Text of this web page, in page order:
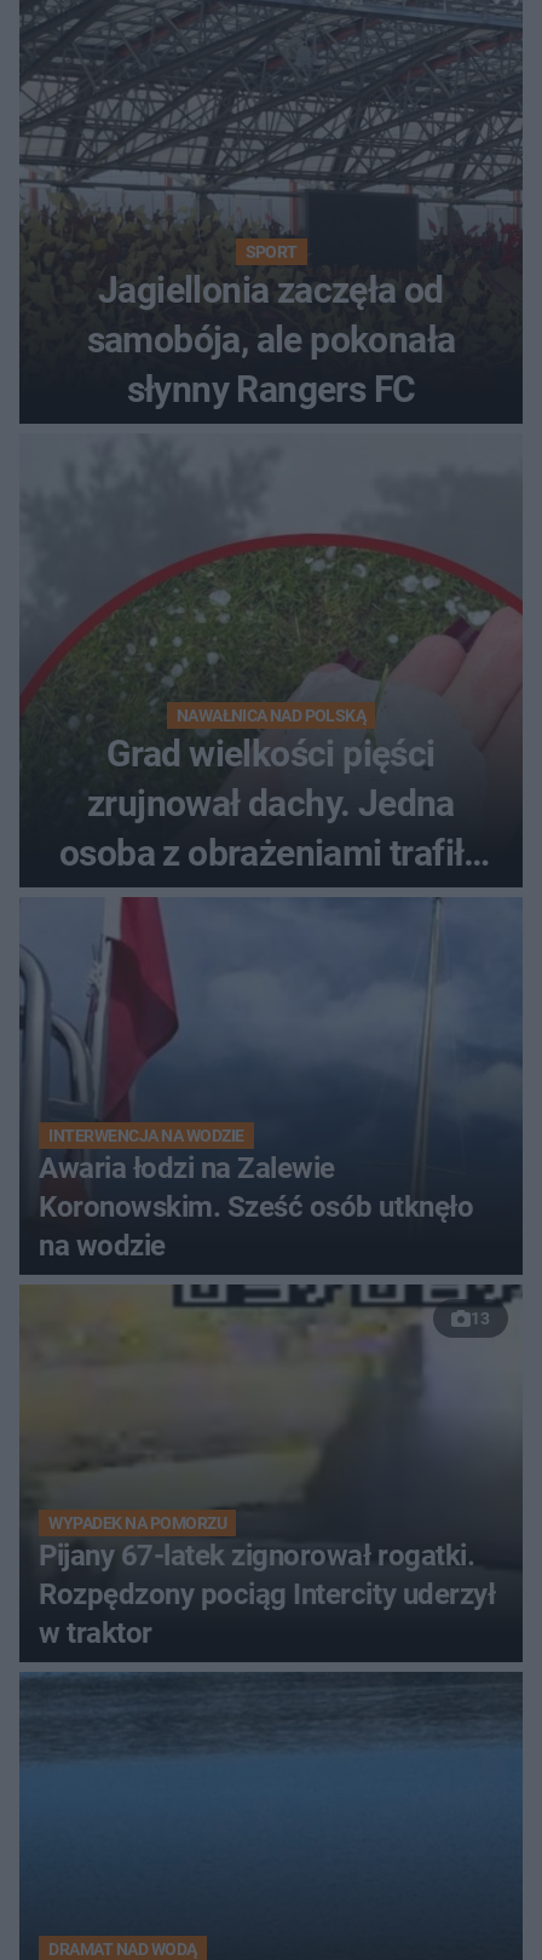
SPORT
Jagiellonia zaczęła od
samobója, ale pokonała
słynny Rangers FC
NAWAŁNICA NAD POLSKĄ
Grad wielkości pięści
zrujnował dachy. Jedna
osoba z obrażeniami trafiła
do szpitala
INTERWENCJA NA WODZIE
Awaria łodzi na Zalewie
Koronowskim. Sześć osób utknęło
na wodzie
13
WYPADEK NA POMORZU
Pijany 67-latek zignorował rogatki.
Rozpędzony pociąg Intercity uderzył
w traktor
DRAMAT NAD WODĄ